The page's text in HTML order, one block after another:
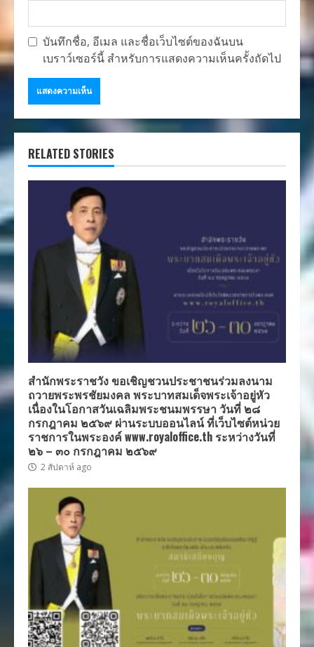
บันทึกชื่อ, อีเมล และชื่อเว็บไซต์ของฉันบน
เบราว์เซอร์นี้ สำหรับการแสดงความเห็นครั้งถัดไป
RELATED STORIES
สำนักพระราชวัง ขอเชิญชวนประชาชนร่วมลงนาม
ถวายพระพรชัยมงคล พระบาทสมเด็จพระเจ้าอยู่หัว
เนื่องในโอกาสวันเฉลิมพระชนมพรรษา วันที่ ๒๘
กรกฎาคม ๒๕๖๙ ผ่านระบบออนไลน์ ที่เว็บไซต์หน่วย
ราชการในพระองค์ www.royaloffice.th ระหว่างวันที่
๒๖ – ๓๐ กรกฎาคม ๒๕๖๙
2 สัปดาห์ ago